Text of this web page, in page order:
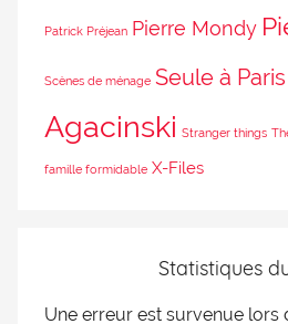
Patrick Préjean Pierre Mondy
Scènes de ménage Seule à Paris
Agacinski Stranger things
famille formidable X-Files
Statistiques
Une erreur est survenue lors